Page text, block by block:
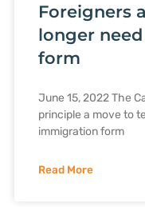
Foreigners
longer
form
June 15, 2022 The
principle a move to
immigration form
Read More